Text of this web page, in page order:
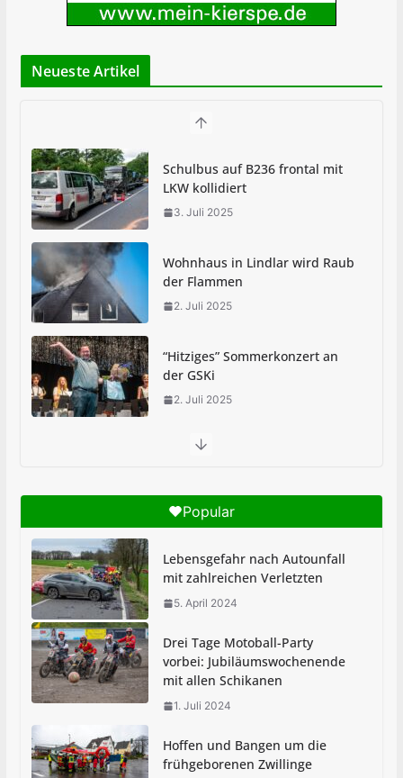
Neueste Artikel
Schulbus auf B236 frontal mit
LKW kollidiert
3. Juli 2025
Wohnhaus in Lindlar wird Raub
der Flammen
2. Juli 2025
“Hitziges” Sommerkonzert an
der GSKi
2. Juli 2025
Abi-Sturm: Schultag an GSKi begann feucht-
1. Juli 2025
Brandheiße Pause in der Pestalozzi-Schule
30. Juni 2025
Berichterstattung ein
7. Juli 2025
Popular
Lebensgefahr nach Autounfall
mit zahlreichen Verletzten
5. April 2024
Drei Tage Motoball-Party
vorbei: Jubiläumswochenende
mit allen Schikanen
1. Juli 2024
Hoffen und Bangen um die
frühgeborenen Zwillinge